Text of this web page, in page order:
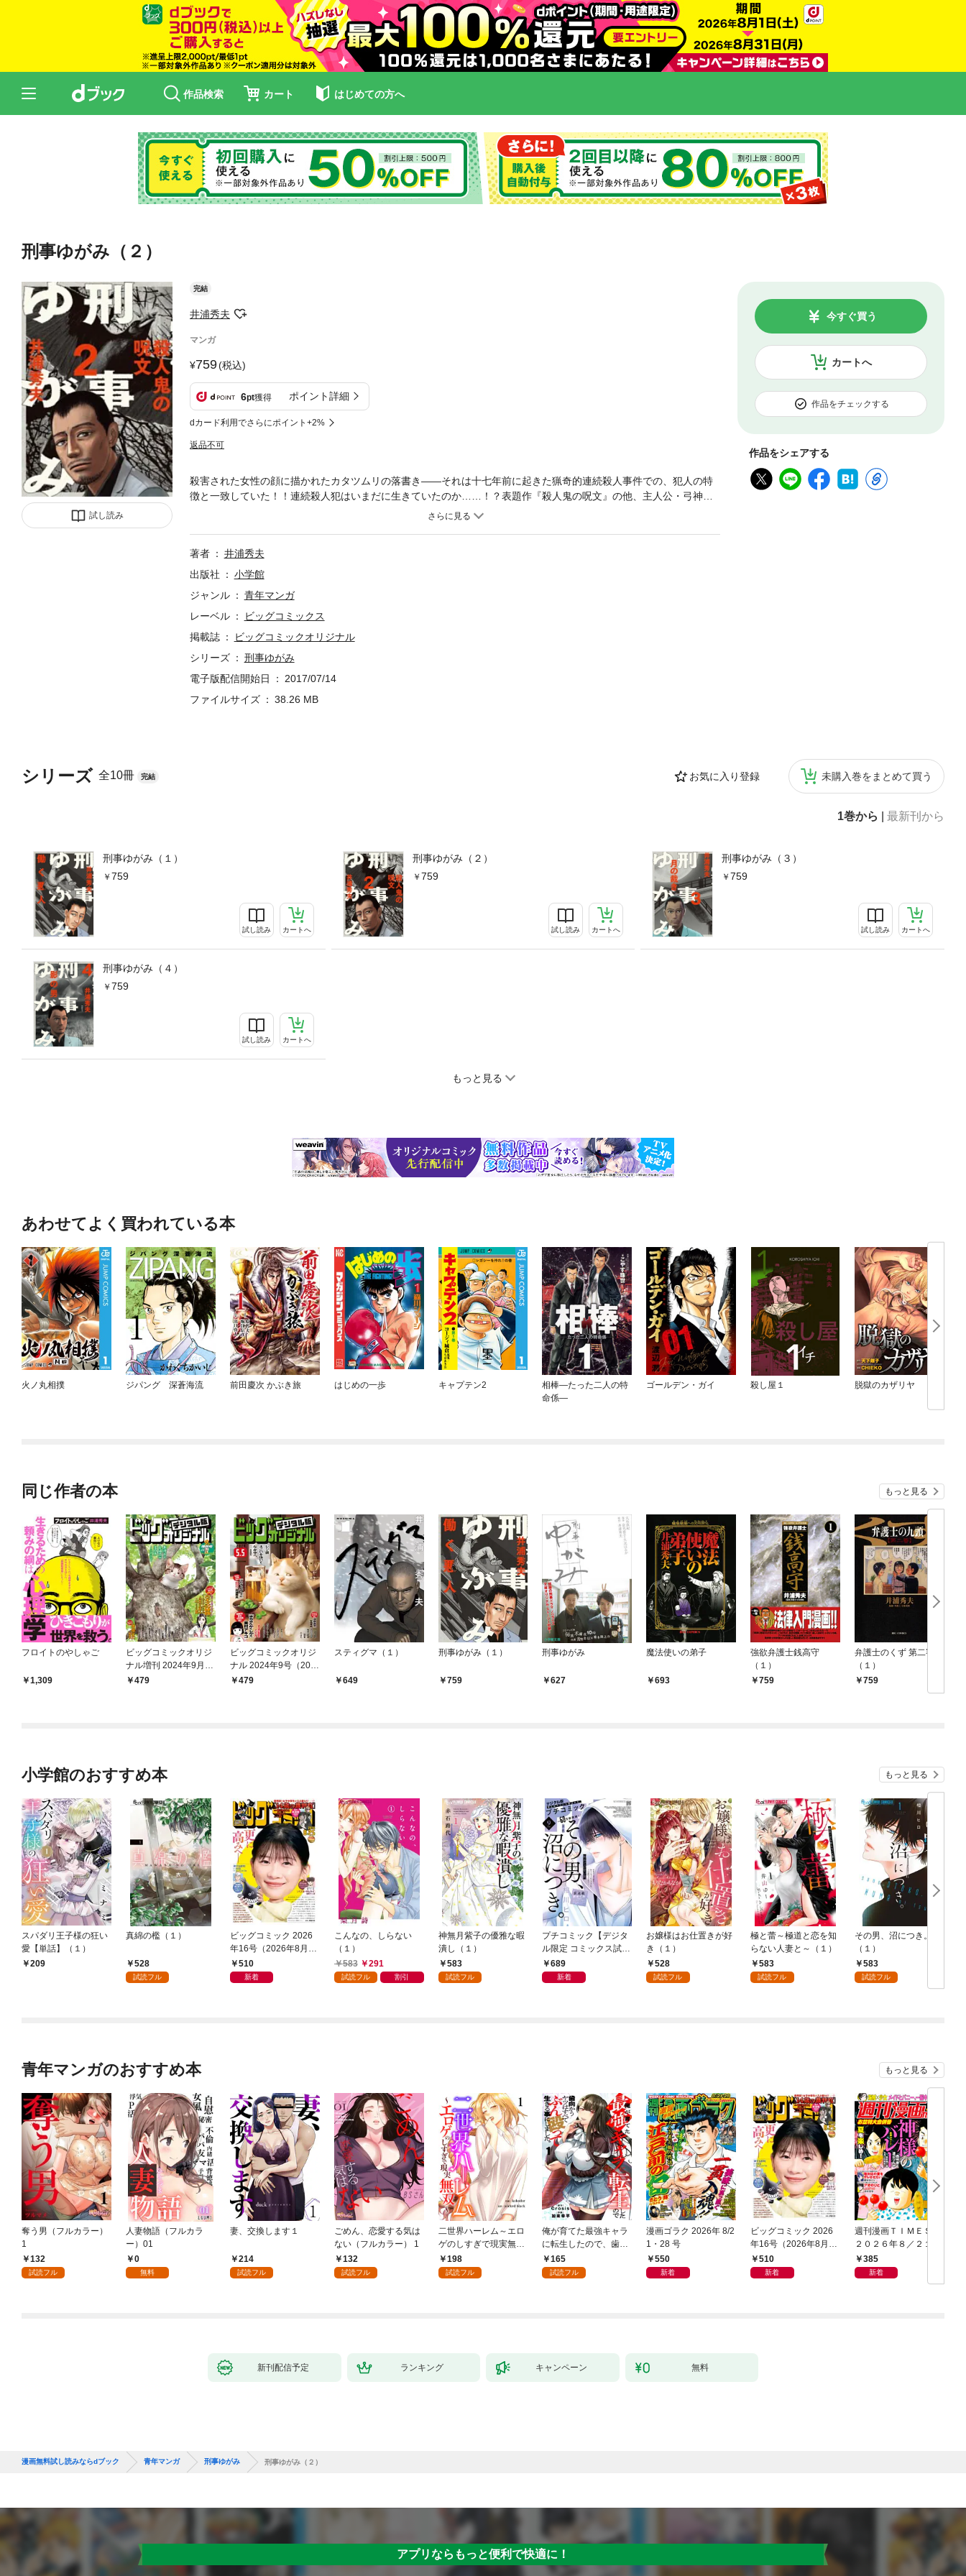
作品検索 カート はじめての方へ
刑事ゆがみ（２）
試し読み
完結
井浦秀夫
マンガ
759(税込)
6pt獲得 ポイント詳細
dカード利用でさらにポイント+2%
返品不可
カートへ
今すぐ買う
作品をチェックする
作品をシェアする
シリーズ 全10冊 完結 お気に入り登録 未購入巻をまとめて買う
1巻から 最新刊から
刑事ゆがみ（１）
759
試し読み カートへ
刑事ゆがみ（２）
759
試し読み カートへ
刑事ゆがみ（３）
759
試し読み カートへ
刑事ゆがみ（４）
759
試し読み カートへ
もっと見る
殺害された女性の顔に描かれたカタツムリの落書き――それは十七年前に起きた猟奇的連続殺人事件での、犯人の特
徴と一致していた！！連続殺人犯はいまだに生きていたのか……！？表題作『殺人鬼の呪文』の他、主人公・弓神が
遺産で「ロボット」を相続してしまう『ロボットは見た』収録！！
著者
井浦秀夫
出版社
小学館
ジャンル
青年マンガ
レーベル
ビッグコミックス
掲載誌
ビッグコミックオリジナル
シリーズ
刑事ゆがみ
電子版配信開始日
2017/07/14
ファイルサイズ
38.26 MB
あわせてよく買われている本
火ノ丸相撲 ジパング 深蒼海流 前田慶次 かぶき旅 はじめの一歩 キャプテン2
相棒—たった二人の特
命係—
ゴールデン・ガイ 殺し屋１ 脱獄のカザリヤ
同じ作者の本 もっと見る
フロイトのやしゃご
1,309
ビッグコミックオリジ
ナル増刊 2024年9月増
刊号（2024年8月16日
479
ビッグコミックオリジ
ナル 2024年9号（202
4年4月19日発売)
479
スティグマ（１）
649
刑事ゆがみ（１）
759
刑事ゆがみ
627
魔法使いの弟子
693
強欲弁護士銭高守
（１）
759
弁護士のくず 第二審
（１）
759
小学館のおすすめ本 もっと見る
スパダリ王子様の狂い
愛【単話】（１）
209
真綿の檻（１）
528
試読フル
ビッグコミック 2026
年16号（2026年8月7
日発売）
510
新着
こんなの、しらない
（１）
583
291
試読フル 割引
神無月紫子の優雅な暇
潰し（１）
583
試読フル
プチコミック【デジタ
ル限定 コミックス試し
読み特典付き】 2026
年9月号（2026年8月7
689
新着
お嬢様はお仕置きが好
き（１）
528
試読フル
極と蕾～極道と恋を知
らない人妻と～（１）
583
試読フル
その男、沼につき。
（１）
583
試読フル
青年マンガのおすすめ本 もっと見る
奪う男（フルカラー）
1
132
試読フル
人妻物語（フルカラ
ー）01
0
無料
妻、交換します１
214
試読フル
ごめん、恋愛する気は
ない（フルカラー） 1
132
試読フル
二世界ハーレム～エロ
ゲのしすぎで現実無双
～１198
試読フル
俺が育てた最強キャラ
に転生したので、歯向
かうヤツはすべてぶん
殴って生きる事にしま
165
試読フル
漫画ゴラク 2026年 8/2
1・28 号
550
新着
ビッグコミック 2026
年16号（2026年8月7
日発売）
510
新着
週刊漫画ＴＩＭＥＳ
２０２６年８／２１・
２８合併号
385
新着
新刊配信予定 ランキング キャンペーン 無料
漫画無料試し読みならdブック 青年マンガ 刑事ゆがみ 刑事ゆがみ（２）
アプリならもっと便利で快適に！